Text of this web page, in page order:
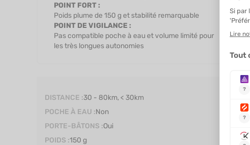
POINT FORT :
Poids plume de 150 g et stabilité remarquable
POINT DE VIGILANCE :
Pas compatible poche à eau et volume limité pour
les très longues autonomies
DISTANCE :30 - 80km, < 30km
POCHE À EAU :Non
PORTE-BÂTONS :Oui
POIDS :150 g